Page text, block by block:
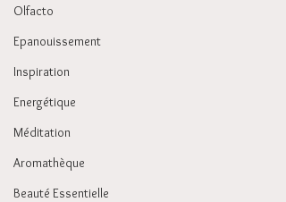
Olfacto
Epanouissement
Inspiration
Energétique
Méditation
Aromathèque
Beauté Essentielle